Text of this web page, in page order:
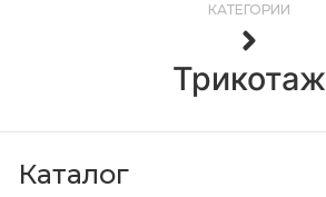
КАТЕГОРИИ
Трикотаж
Каталог